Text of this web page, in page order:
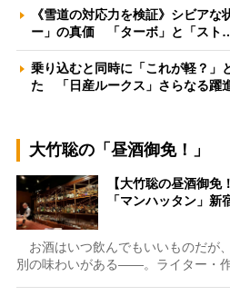
《雪道の対応力を検証》シビア
ー」の真価 「ターボ」と「スト
乗り込むと同時に「これが軽？」
た 「日産ルークス」さらなる躍
大竹聡の「昼酒御免！」
【大竹聡の昼酒御免
「マンハッタン」
お酒はいつ飲んでもいいものだが
別の味わいがある――。ライター・